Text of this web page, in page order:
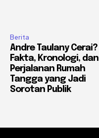
Berita
Andre Taulany Cerai?
Fakta, Kronologi, dan
Perjalanan Rumah
Tangga yang Jadi
Sorotan Publik